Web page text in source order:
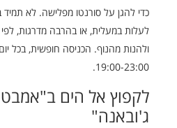
כדי להגן על סורנטו מפלישה. לא תמיד
לעלות במעלית, או בהרבה מדרגות, לפי
19:00-23:00.
לקפוץ אל הים
ג'ובאנה"